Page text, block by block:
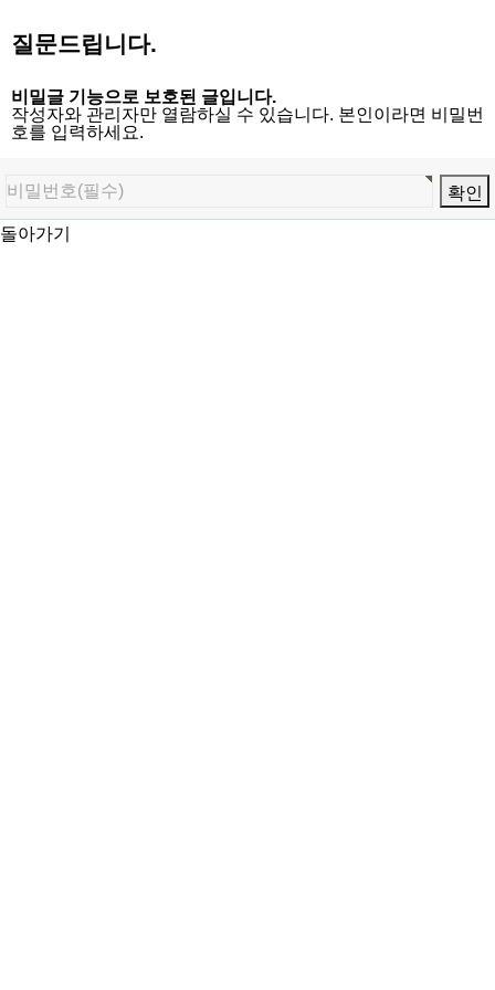
질문드립니다.
비밀글 기능으로 보호된 글입니다.
작성자와 관리자만 열람하실 수 있습니다. 본인이라면 비밀번
호를 입력하세요.
돌아가기